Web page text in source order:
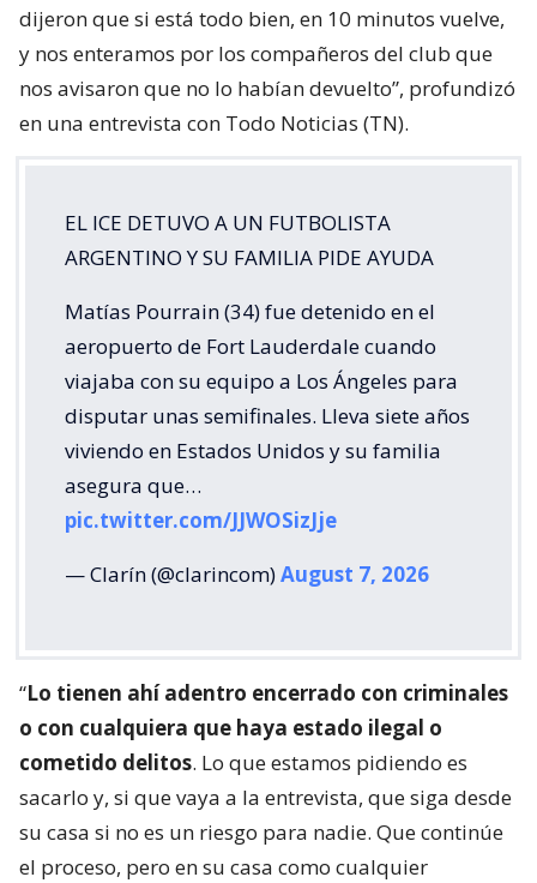
dijeron que si está todo bien, en 10 minutos vuelve,
y nos enteramos por los compañeros del club que
nos avisaron que no lo habían devuelto”, profundizó
en una entrevista con Todo Noticias (TN).
EL ICE DETUVO A UN FUTBOLISTA
ARGENTINO Y SU FAMILIA PIDE AYUDA
Matías Pourrain (34) fue detenido en el
aeropuerto de Fort Lauderdale cuando
viajaba con su equipo a Los Ángeles para
disputar unas semifinales. Lleva siete años
viviendo en Estados Unidos y su familia
asegura que…
pic.twitter.com/JJWOSizJje
— Clarín (@clarincom)August 7, 2026
“Lo tienen ahí adentro encerrado con criminales
o con cualquiera que haya estado ilegal o
cometido delitos. Lo que estamos pidiendo es
sacarlo y, si que vaya a la entrevista, que siga desde
su casa si no es un riesgo para nadie. Que continúe
el proceso, pero en su casa como cualquier